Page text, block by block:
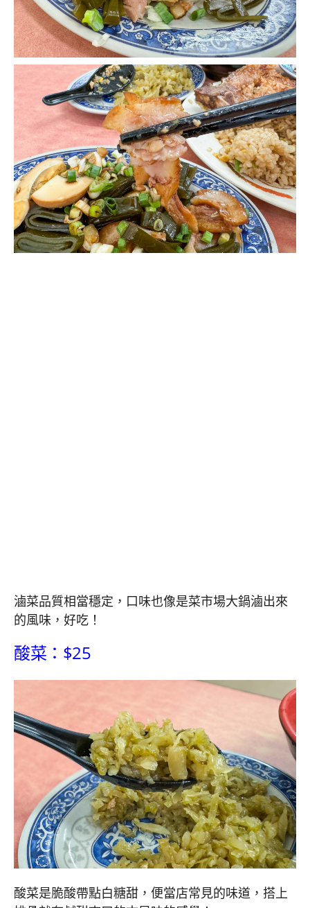
滷菜品質相當穩定，口味也像是菜市場大鍋滷出來
的風味，好吃！
酸菜：$25
酸菜是脆酸帶點白糖甜，便當店常見的味道，搭上